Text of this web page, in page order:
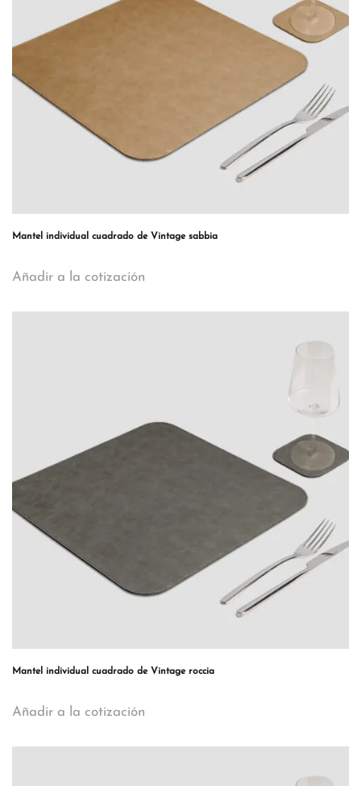
Mantel individual cuadrado de Vintage sabbia
Añadir a la cotización
Mantel individual cuadrado de Vintage roccia
Añadir a la cotización